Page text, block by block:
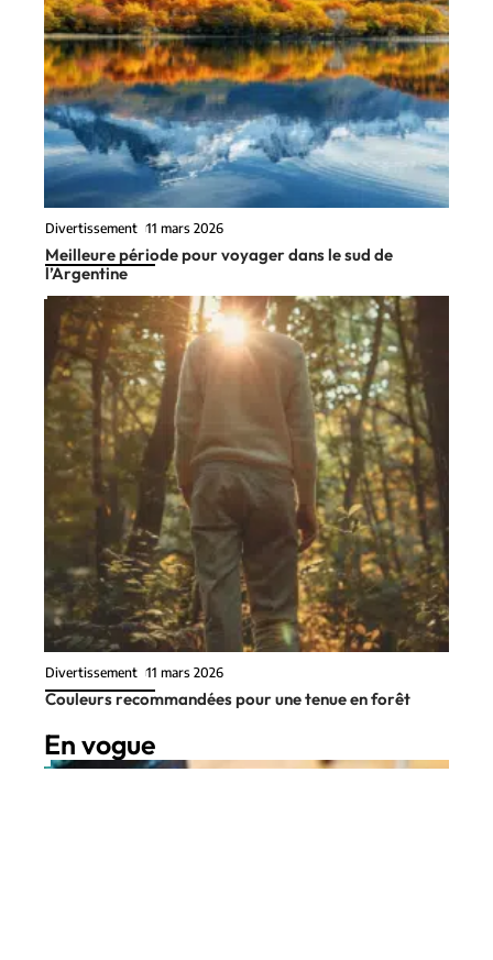
Divertissement 11 mars 2026
Meilleure période pour voyager dans le sud de
l’Argentine
Divertissement 11 mars 2026
Couleurs recommandées pour une tenue en forêt
En vogue